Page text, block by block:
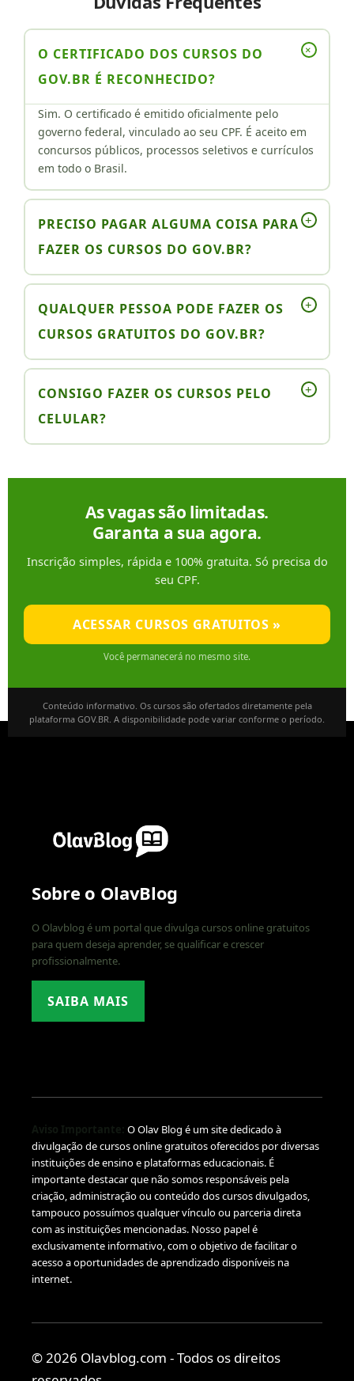
O CERTIFICADO DOS CURSOS DO
GOV.BR É RECONHECIDO?
+
Sim. O certificado é emitido oficialmente pelo
governo federal, vinculado ao seu CPF. É aceito em
concursos públicos, processos seletivos e currículos
em todo o Brasil.
PRECISO PAGAR ALGUMA COISA PARA
FAZER OS CURSOS DO GOV.BR?
+
QUALQUER PESSOA PODE FAZER OS
CURSOS GRATUITOS DO GOV.BR?
+
CONSIGO FAZER OS CURSOS PELO
CELULAR?
+
As vagas são limitadas.
Garanta a sua agora.
Inscrição simples, rápida e 100% gratuita. Só precisa do
seu CPF.
ACESSAR CURSOS GRATUITOS »
Você permanecerá no mesmo site.
Conteúdo informativo. Os cursos são ofertados diretamente pela
plataforma GOV.BR. A disponibilidade pode variar conforme o período.
Sobre o OlavBlog
O Olavblog é um portal que divulga cursos online gratuitos
para quem deseja aprender, se qualificar e crescer
profissionalmente.
SAIBA MAIS
Aviso Importante: O Olav Blog é um site dedicado à
divulgação de cursos online gratuitos oferecidos por diversas
instituições de ensino e plataformas educacionais. É
importante destacar que não somos responsáveis pela
criação, administração ou conteúdo dos cursos divulgados,
tampouco possuímos qualquer vínculo ou parceria direta
com as instituições mencionadas. Nosso papel é
exclusivamente informativo, com o objetivo de facilitar o
acesso a oportunidades de aprendizado disponíveis na
internet.
© 2026 Olavblog.com - Todos os direitos